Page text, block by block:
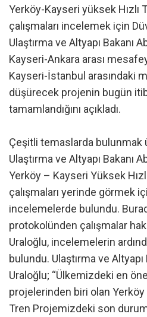
Yerköy-Kayseri yüksek Hızlı
çalışmaları incelemek için
Ulaştırma ve Altyapı Bakanı
Kayseri-Ankara arası
Kayseri-İstanbul arasındaki
düşürecek projenin bugün
tamamlandığını açıkladı.
Çeşitli temaslarda bulunmak
Ulaştırma ve Altyapı Bakanı
Yerköy – Kayseri Yüksek
çalışmaları yerinde görmek
incelemelerde bulundu.
protokolünden çalışmalar
Uraloğlu, incelemelerin
bulundu. Ulaştırma ve
Uraloğlu; “Ülkemizdeki en
projelerinden biri olan Yerköy
Tren Projemizdeki son